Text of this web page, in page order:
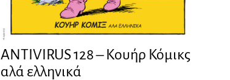
ANTIVIRUS 128 – Kουήρ Κόμικς
αλά ελληνικά